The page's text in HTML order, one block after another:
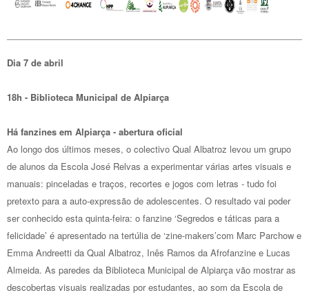
Dia 7 de abril
18h - Biblioteca Municipal de Alpiarça
Há fanzines em Alpiarça - abertura oficial
Ao longo dos últimos meses, o colectivo Qual Albatroz levou um grupo
de alunos da Escola José Relvas a experimentar várias artes visuais e
manuais: pinceladas e traços, recortes e jogos com letras - tudo foi
pretexto para a auto-expressão de adolescentes. O resultado vai poder
ser conhecido esta quinta-feira: o fanzine ‘Segredos e táticas para a
felicidade’ é apresentado na tertúlia de ‘zine-makers’com Marc Parchow e
Emma Andreetti da Qual Albatroz, Inês Ramos da Afrofanzine e Lucas
Almeida. As paredes da Biblioteca Municipal de Alpiarça vão mostrar as
descobertas visuais realizadas por estudantes, ao som da Escola de